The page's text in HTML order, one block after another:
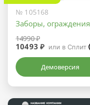
№ 105168
Заборы, ограждения
14990 ₽
10493 ₽ или в Сплит
Демоверсия